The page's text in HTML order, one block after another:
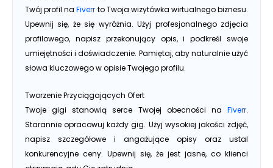
Twój profil naFiverr to Twoja wizytówka wirtualnego biznesu.
Upewnij się, że się wyróżnia. Użyj profesjonalnego zdjęcia
profilowego, napisz przekonujący opis, i podkreśl swoje
umiejętności i doświadczenie. Pamiętaj, aby naturalnie użyć
słowa kluczowego w opisie Twojego profilu.
Tworzenie Przyciągających Ofert
Twoje gigi stanowią serce Twojej obecności na Fiverr.
Starannie opracowuj każdy gig. Użyj wysokiej jakości zdjęć,
napisz szczegółowe i angażujące opisy oraz ustal
konkurencyjne ceny. Upewnij się, że jest jasne, co klienci